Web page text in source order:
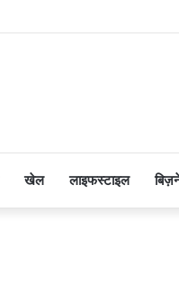
खेल लाइफस्टाइल